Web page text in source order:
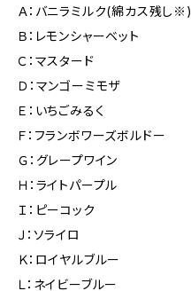
Ａ：バニラミルク(綿カス残し※)
Ｂ：レモンシャーベット
Ｃ：マスタード
Ｄ：マンゴーミモザ
Ｅ：いちごみるく
Ｆ：フランボワーズボルドー
Ｇ：グレープワイン
Ｈ：ライトパープル
Ｉ：ピーコック
Ｊ：ソライロ
Ｋ：ロイヤルブルー
Ｌ：ネイビーブルー